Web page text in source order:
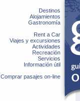
Destinos
Alojamientos
Gastronomía
Rent a Car
Viajes y excursiones
Actividades
Recreación
Servicios
Información útil
Comprar pasajes on-line